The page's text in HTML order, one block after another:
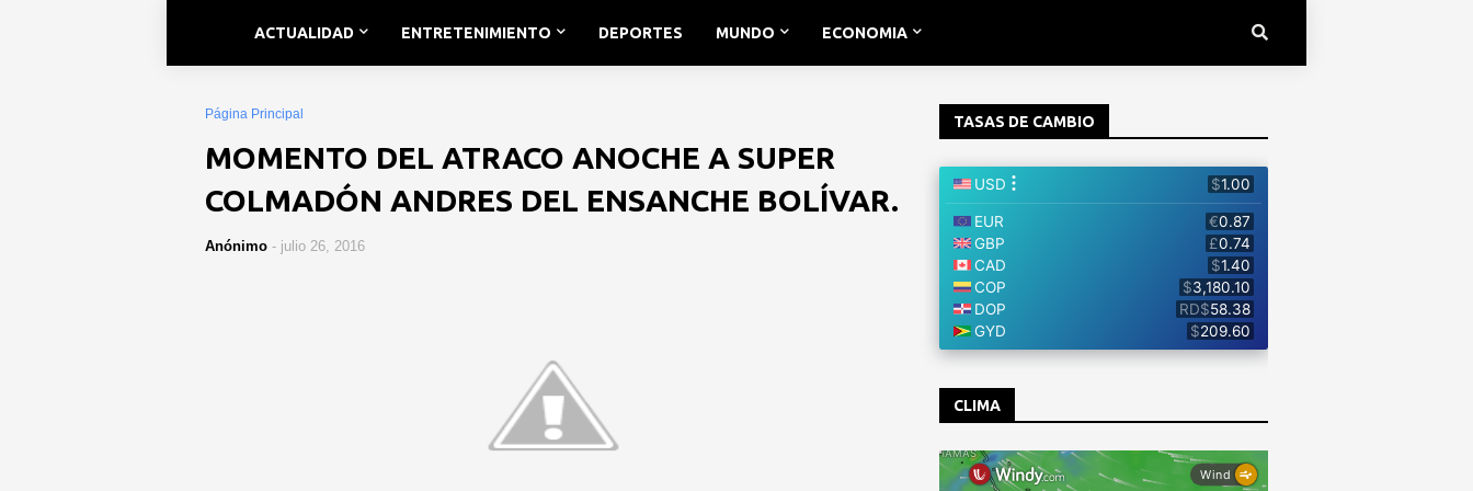
ACTUALIDAD ENTRETENIMIENTO DEPORTES MUNDO ECONOMIA
Página Principal
MOMENTO DEL ATRACO ANOCHE A SUPER
COLMADÓN ANDRES DEL ENSANCHE BOLÍVAR.
Anónimo - julio 26, 2016
TASAS DE CAMBIO
CLIMA